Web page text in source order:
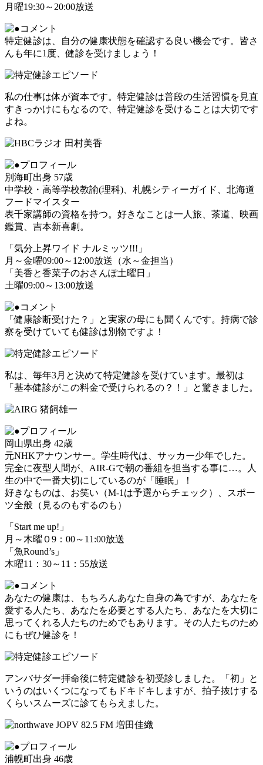
月曜19:30～20:00放送
特定健診は、自分の健康状態を確認する良い機会です。皆さ
んも年に1度、健診を受けましょう！
私の仕事は体が資本です。特定健診は普段の生活習慣を見直
すきっかけにもなるので、特定健診を受けることは大切です
よね。
別海町出身 57歳
中学校・高等学校教諭(理科)、札幌シティーガイド、北海道
フードマイスター
表千家講師の資格を持つ。好きなことは一人旅、茶道、映画
鑑賞、吉本新喜劇。
「気分上昇ワイド ナルミッツ!!!」
月～金曜09:00～12:00放送（水～金担当）
「美香と香菜子のおさんぽ土曜日」
土曜09:00～13:00放送
「健康診断受けた？」と実家の母にも聞くんです。持病で診
察を受けていても健診は別物ですよ！
私は、毎年3月と決めて特定健診を受けています。最初は
「基本健診がこの料金で受けられるの？！」と驚きました。
岡山県出身 42歳
元NHKアナウンサー。学生時代は、サッカー少年でした。
完全に夜型人間が、AIR-Gで朝の番組を担当する事に…。人
生の中で一番大切にしているのが「睡眠」！
好きなものは、お笑い（M-1は予選からチェック）、スポー
ツ全般（見るのもするのも）
「Start me up!」
月～木曜０9：00～11:00放送
「魚Round’s」
木曜11：30～11：55放送
あなたの健康は、もちろんあなた自身の為ですが、あなたを
愛する人たち、あなたを必要とする人たち、あなたを大切に
思ってくれる人たちのためでもあります。その人たちのため
にもぜひ健診を！
アンバサダー拝命後に特定健診を初受診しました。「初」と
いうのはいくつになってもドキドキしますが、拍子抜けする
くらいスムーズに診てもらえました。
浦幌町出身 46歳